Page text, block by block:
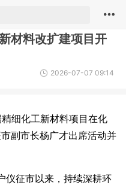
材料改扩建项目开
2026-07-07 09:14
细化工新材料项目在化
副市长杨广才出席活动并
仪征市以来，持续深耕环